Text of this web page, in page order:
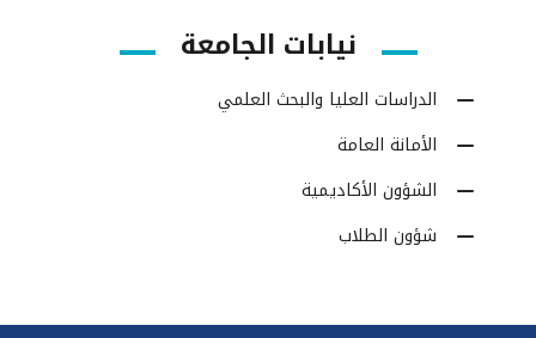
نيابات الجامعة
الدراسات العليا والبحث العلمي
الأمانة العامة
الشؤون الأكاديمية
شؤون الطلاب